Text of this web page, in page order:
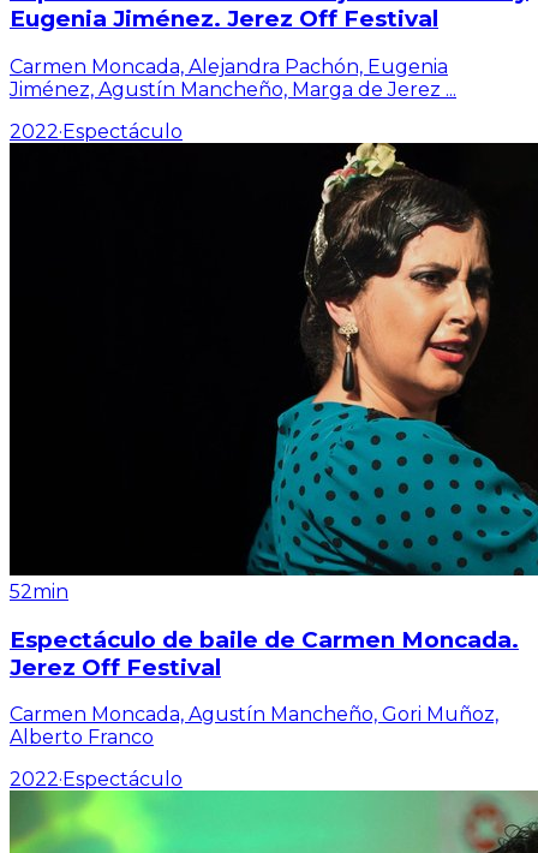
Eugenia Jiménez. Jerez Off Festival
Carmen Moncada, Alejandra Pachón, Eugenia
Jiménez, Agustín Mancheño, Marga de Jerez ...
2022·Espectáculo
52min
Espectáculo de baile de Carmen Moncada.
Jerez Off Festival
Carmen Moncada, Agustín Mancheño, Gori Muñoz,
Alberto Franco
2022· Espectáculo